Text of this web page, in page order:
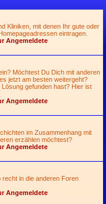
Kliniken, mit denen Ihr gute oder
eintragen.
Angemeldete
Möchtest Du Dich mit anderen
jetzt am besten weitergeht?
gefunden hast? Hier ist
Angemeldete
im Zusammenhang mit
erzählen möchtest?
Angemeldete
in die anderen Foren
Angemeldete